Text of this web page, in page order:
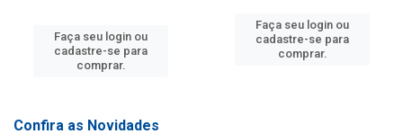
Faça seu login ou
cadastre-se para
comprar.
Faça seu login ou
cadastre-se para
comprar.
Confira as Novidades